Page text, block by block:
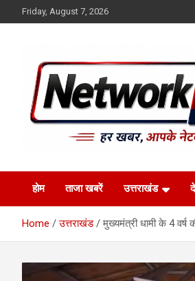
to
Friday, August 7, 2026
Network10tv
होम ताजा खबरें उत्तराखंड
Home उत्तराखंड मुख्यमंत्री धामी के 4 वर्ष